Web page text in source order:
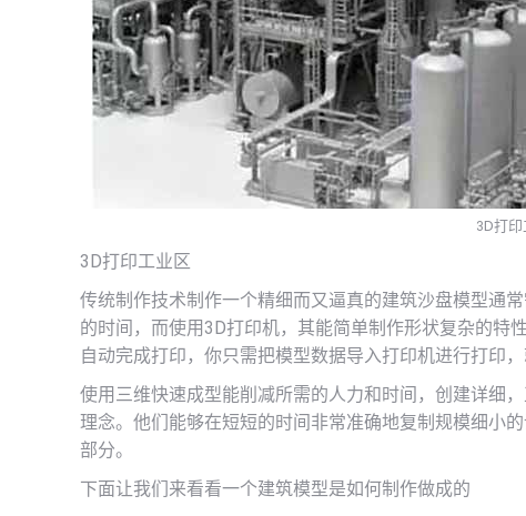
3D打
3D打印工业区
传统制作技术制作一个精细而又逼真的建筑沙盘模型通
的时间，而使用3D打印机，其能简单制作形状复杂的特
自动完成打印，你只需把模型数据导入打印机进行打印，
使用三维快速成型能削减所需的人力和时间，创建详细
理念。他们能够在短短的时间非常准确地复制规模细小
部分。
下面让我们来看看一个建筑模型是如何制作做成的